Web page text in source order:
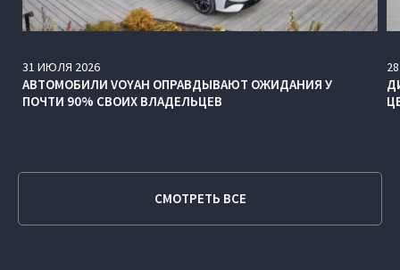
31 ИЮЛЯ 2026
АВТОМОБИЛИ VOYAH ОПРАВДЫВАЮТ ОЖИДАНИЯ У
ПОЧТИ 90% СВОИХ ВЛАДЕЛЬЦЕВ
28
СМОТРЕТЬ ВСЕ